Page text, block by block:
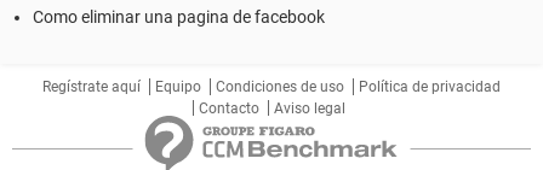
Como eliminar una pagina de facebook
Regístrate aquí Equipo Condiciones de uso
Política de privacidad
Contacto
Aviso legal